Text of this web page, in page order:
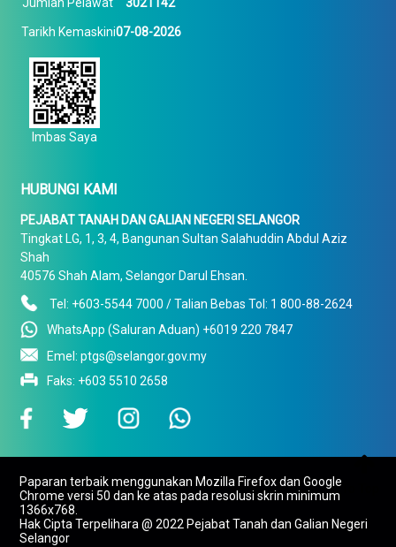
Tarikh Kemaskini07-08-2026
Imbas Saya
HUBUNGI KAMI
PEJABAT TANAH DAN GALIAN NEGERI SELANGOR
Tingkat LG, 1, 3, 4, Bangunan Sultan Salahuddin Abdul Aziz
Shah
40576 Shah Alam, Selangor Darul Ehsan.
Tel: +603-5544 7000 / Talian Bebas Tol: 1 800-88-2624
WhatsApp (Saluran Aduan) +6019 220 7847
Emel: ptgs@selangor.gov.my
Faks: +603 5510 2658

To Top
Paparan terbaik menggunakan Mozilla Firefox dan Google
Chrome versi 50 dan ke atas pada resolusi skrin minimum
1366x768.
Hak Cipta Terpelihara @ 2022 Pejabat Tanah dan Galian Negeri
Selangor